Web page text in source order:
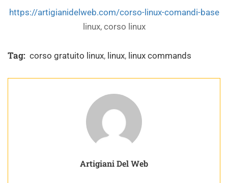
https://artigianidelweb.com/corso-linux-comandi-base
linux, corso linux
Tag: corso gratuito linux, linux, linux commands
Artigiani Del Web